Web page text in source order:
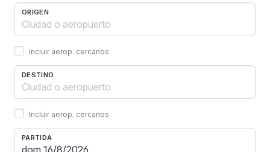
ORIGEN
Incluir aerop. cercanos
DESTINO
Incluir aerop. cercanos
PARTIDA